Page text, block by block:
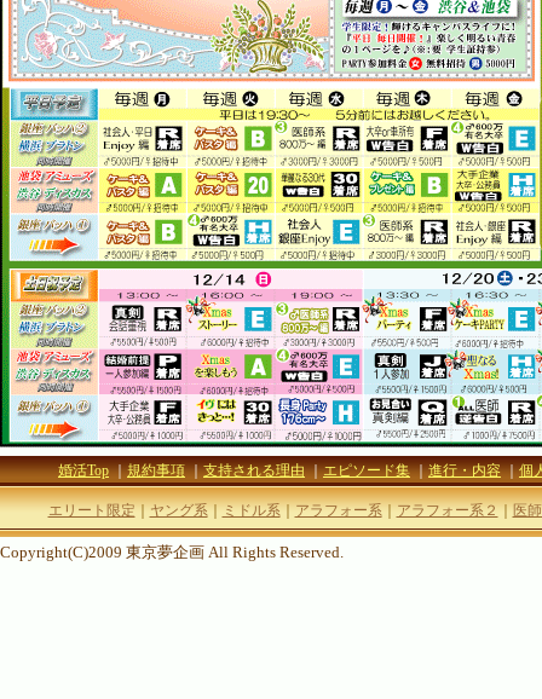
婚活Top｜規約事項｜支持される理由｜エピソード集｜進行・内容｜個
エリート限定｜ヤング系｜ミドル系｜アラフォー系｜アラフォー系２｜医
Copyright(C)2009 東京夢企画 All Rights Reserved.